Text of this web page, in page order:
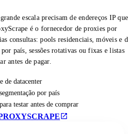
escala precisam de endereços IP que
é o fornecedor de proxies por
consultas: pools residenciais, móveis e
país, sessões rotativas ou fixas e listas
antes de pagar.
de datacenter
por país
testar antes de comprar